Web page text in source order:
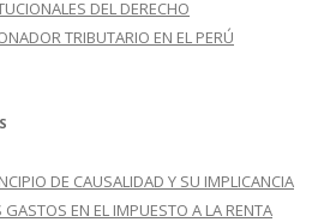
DEL DERECHO
TRIBUTARIO EN EL PERÚ
DE CAUSALIDAD Y SU IMPLICANCIA
GASTOS EN EL IMPUESTO A LA RENTA